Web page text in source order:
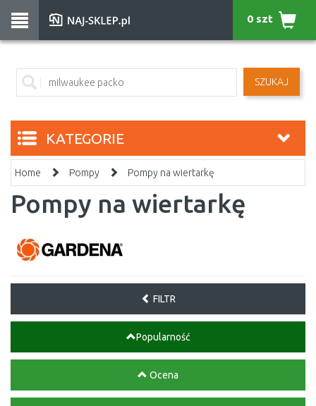
SZUKAJ
0 szt
KATEGORIE
Home Pompy Pompy na wiertarkę
Pompy na wiertarkę
FILTR
Popularność
Ocena